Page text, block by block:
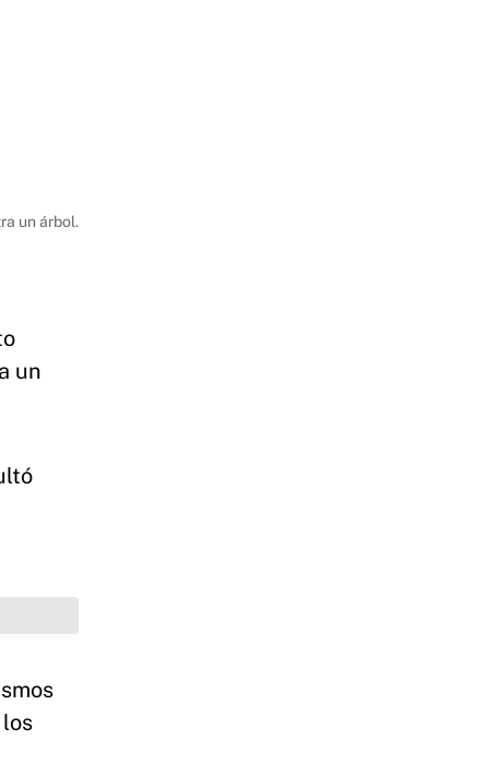
un árbol.
un